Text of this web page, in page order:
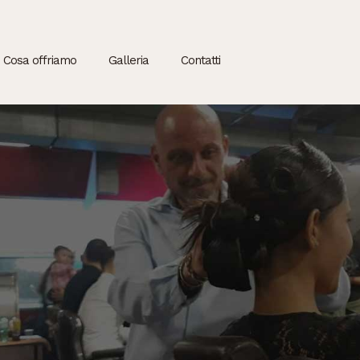
Cosa offriamo Galleria Contatti